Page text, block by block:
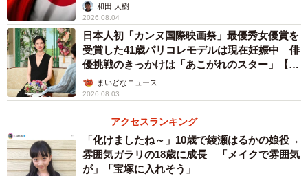
和田 大樹
2026.08.04
日本人初「カンヌ国際映画祭」最優秀女優賞を
受賞した41歳パリコレモデルは現在妊娠中 俳
優挑戦のきっかけは「あこがれのスター」【徹
子の部屋】
まいどなニュース
2026.08.03
アクセスランキング
「化けましたね～」10歳で綾瀬はるかの娘役→
雰囲気ガラリの18歳に成長 「メイクで雰囲気
が」「宝塚に入れそう」